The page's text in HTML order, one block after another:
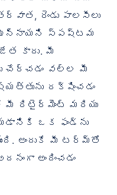
రెండు పాలసీలు
స్పష్టమ
కాదు. మీ
చేర్చడం వల్ల మీ
రక్షించడం
మీ రిటైర్‌మెంట్ మరియు
ఒక ఫండ్‌ను
అందుకే మీ టర్మ్‌తో
అందించడం